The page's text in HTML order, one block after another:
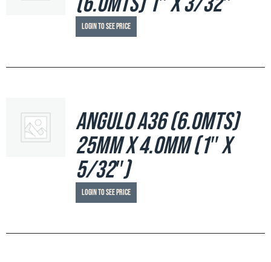
Login to see price
Angulo A36 (6.0mts)
25mm x 4.0mm (1″ x
5/32″)
Login to see price